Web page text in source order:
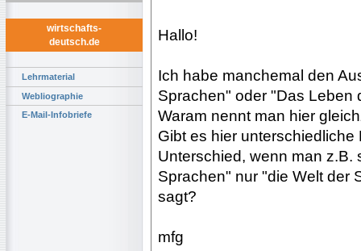
wirtschafts-
deutsch.de
Lehrmaterial
Webliographie
E-Mail-Infobriefe
Hallo!
Ich habe manchemal den
Sprachen" oder "Das Leben
Waram nennt man hier
Gibt es hier
Unterschied, wenn man z.B.
Sprachen" nur "die Welt der
sagt?
mfg